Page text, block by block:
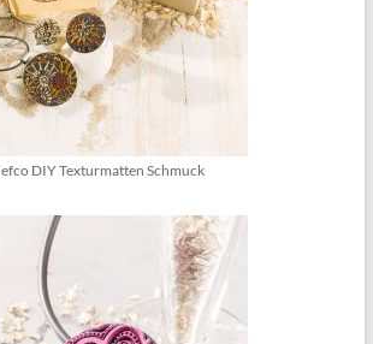
efco DIY Texturmatten Schmuck